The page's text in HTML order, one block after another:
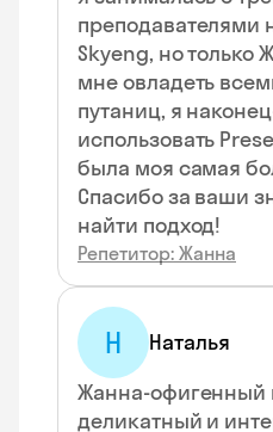
преподавателями
Skyeng, но только
мне овладеть
путаниц, я
использовать
была моя самая
Спасибо за ваши
найти подход!
Репетитор: Жанна
Н
Наталья
Жанна-офигенный
деликатный и